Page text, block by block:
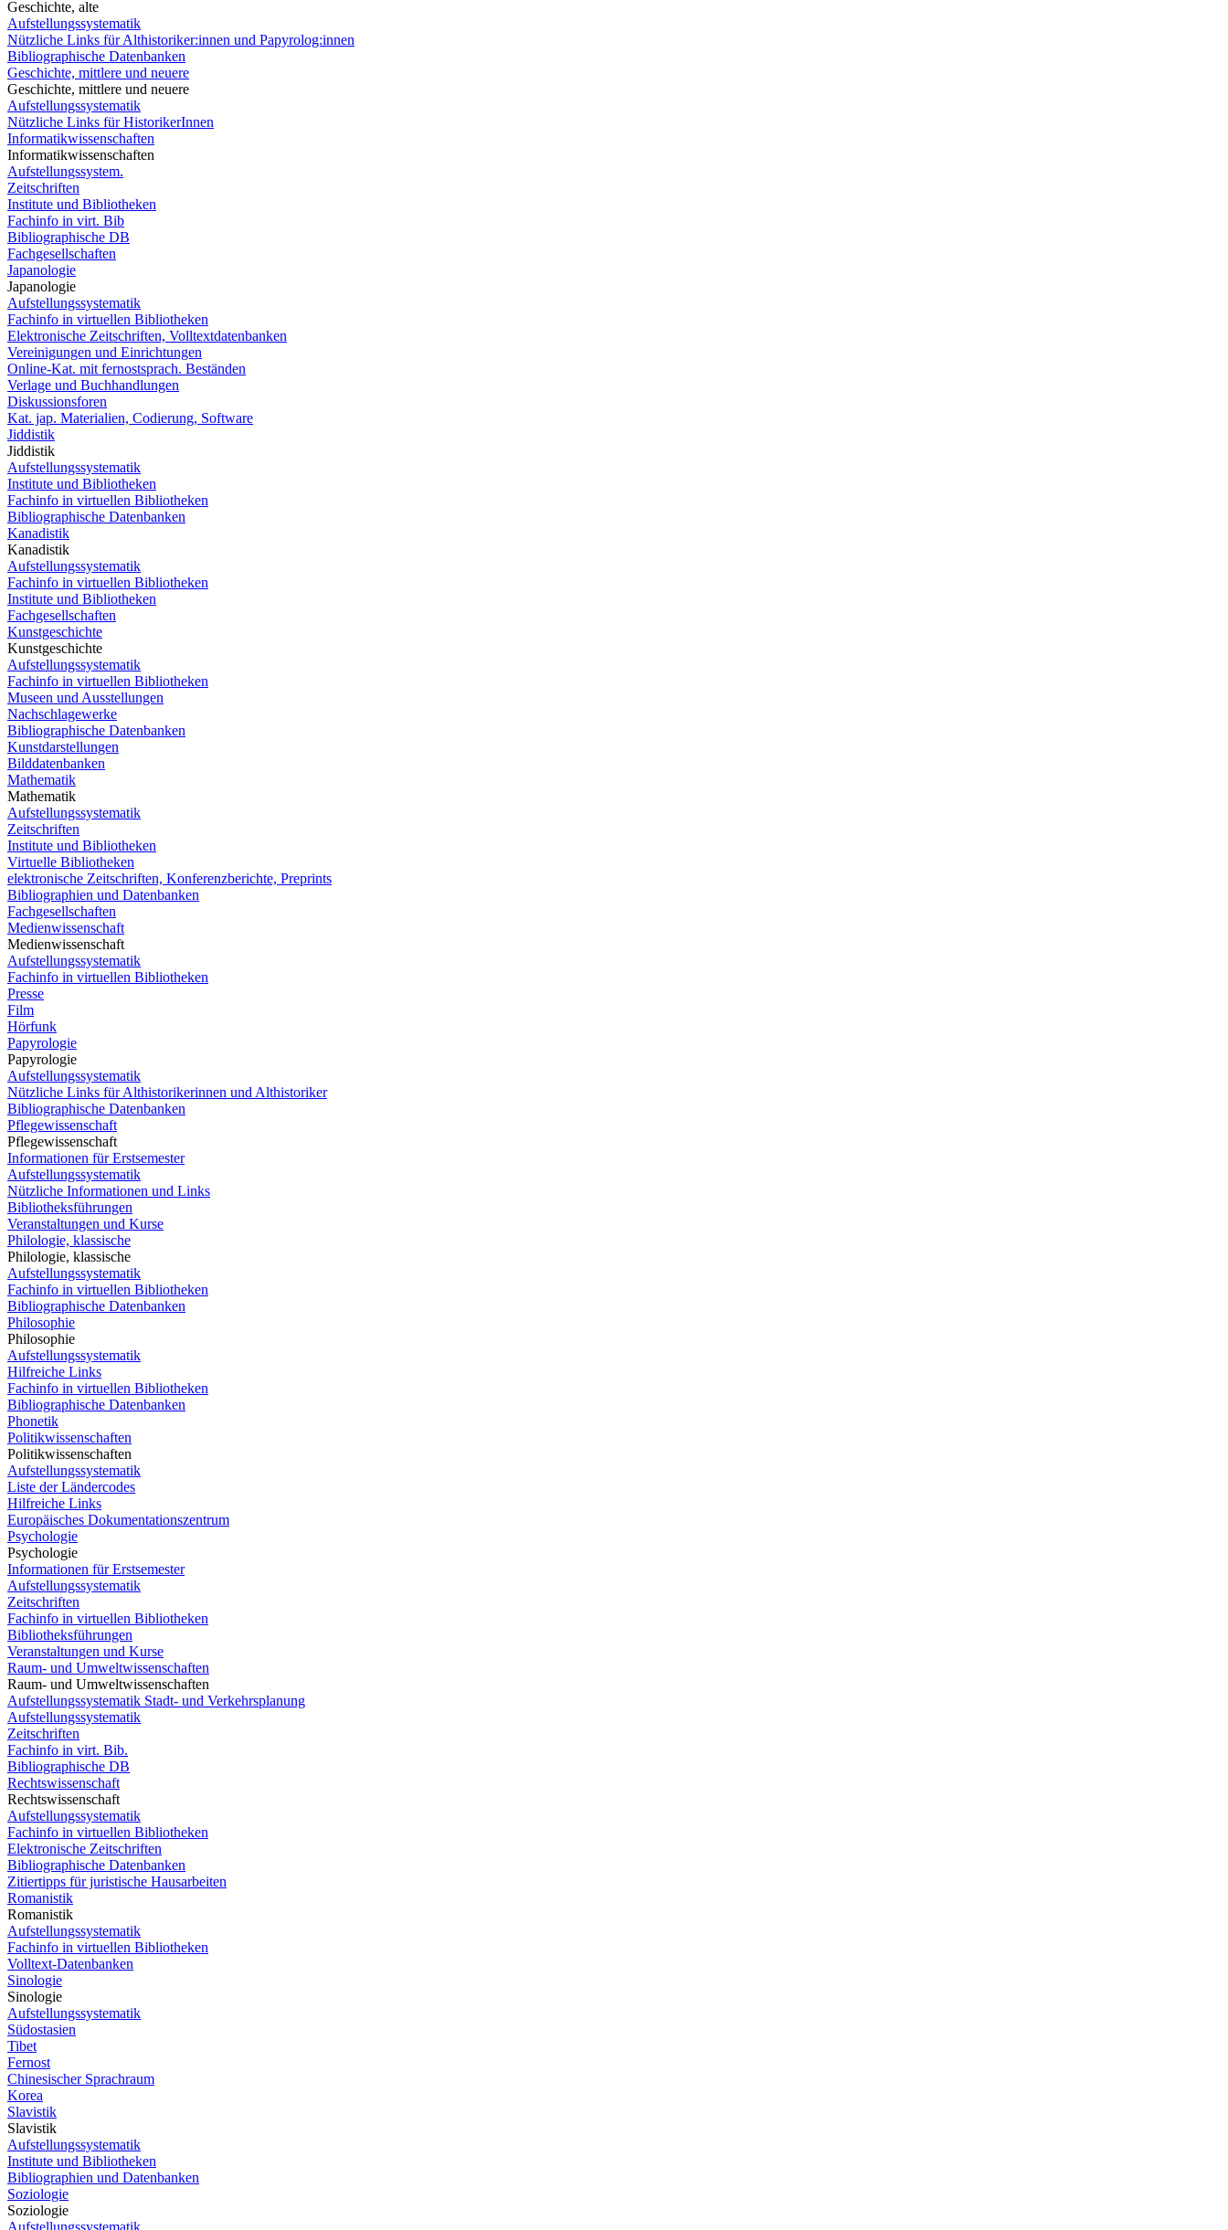
Geschichte, alte
Aufstellungssystematik
Nützliche Links für Althistoriker:innen und Papyrolog:innen
Bibliographische Datenbanken
Geschichte, mittlere und neuere
Geschichte, mittlere und neuere
Aufstellungssystematik
Nützliche Links für HistorikerInnen
Informatikwissenschaften
Informatikwissenschaften
Aufstellungssystem.
Zeitschriften
Institute und Bibliotheken
Fachinfo in virt. Bib
Bibliographische DB
Fachgesellschaften
Japanologie
Japanologie
Aufstellungssystematik
Fachinfo in virtuellen Bibliotheken
Elektronische Zeitschriften, Volltextdatenbanken
Vereinigungen und Einrichtungen
Online-Kat. mit fernostsprach. Beständen
Verlage und Buchhandlungen
Diskussionsforen
Kat. jap. Materialien, Codierung, Software
Jiddistik
Jiddistik
Aufstellungssystematik
Institute und Bibliotheken
Fachinfo in virtuellen Bibliotheken
Bibliographische Datenbanken
Kanadistik
Kanadistik
Aufstellungssystematik
Fachinfo in virtuellen Bibliotheken
Institute und Bibliotheken
Fachgesellschaften
Kunstgeschichte
Kunstgeschichte
Aufstellungssystematik
Fachinfo in virtuellen Bibliotheken
Museen und Ausstellungen
Nachschlagewerke
Bibliographische Datenbanken
Kunstdarstellungen
Bilddatenbanken
Mathematik
Mathematik
Aufstellungssystematik
Zeitschriften
Institute und Bibliotheken
Virtuelle Bibliotheken
elektronische Zeitschriften, Konferenzberichte, Preprints
Bibliographien und Datenbanken
Fachgesellschaften
Medienwissenschaft
Medienwissenschaft
Aufstellungssystematik
Fachinfo in virtuellen Bibliotheken
Presse
Film
Hörfunk
Papyrologie
Papyrologie
Aufstellungssystematik
Nützliche Links für Althistorikerinnen und Althistoriker
Bibliographische Datenbanken
Pflegewissenschaft
Pflegewissenschaft
Informationen für Erstsemester
Aufstellungssystematik
Nützliche Informationen und Links
Bibliotheksführungen
Veranstaltungen und Kurse
Philologie, klassische
Philologie, klassische
Aufstellungssystematik
Fachinfo in virtuellen Bibliotheken
Bibliographische Datenbanken
Philosophie
Philosophie
Aufstellungssystematik
Hilfreiche Links
Fachinfo in virtuellen Bibliotheken
Bibliographische Datenbanken
Phonetik
Politikwissenschaften
Politikwissenschaften
Aufstellungssystematik
Liste der Ländercodes
Hilfreiche Links
Europäisches Dokumentationszentrum
Psychologie
Psychologie
Informationen für Erstsemester
Aufstellungssystematik
Zeitschriften
Fachinfo in virtuellen Bibliotheken
Bibliotheksführungen
Veranstaltungen und Kurse
Raum- und Umweltwissenschaften
Raum- und Umweltwissenschaften
Aufstellungssystematik Stadt- und Verkehrsplanung
Aufstellungssystematik
Zeitschriften
Fachinfo in virt. Bib.
Bibliographische DB
Rechtswissenschaft
Rechtswissenschaft
Aufstellungssystematik
Fachinfo in virtuellen Bibliotheken
Elektronische Zeitschriften
Bibliographische Datenbanken
Zitiertipps für juristische Hausarbeiten
Romanistik
Romanistik
Aufstellungssystematik
Fachinfo in virtuellen Bibliotheken
Volltext-Datenbanken
Sinologie
Sinologie
Aufstellungssystematik
Südostasien
Tibet
Fernost
Chinesischer Sprachraum
Korea
Slavistik
Slavistik
Aufstellungssystematik
Institute und Bibliotheken
Bibliographien und Datenbanken
Soziologie
Soziologie
Aufstellungssystematik